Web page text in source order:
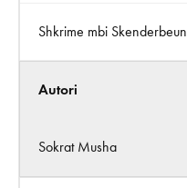
Shkrime mbi Skenderbeun
Autori
Sokrat Musha